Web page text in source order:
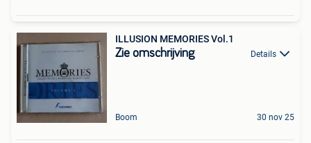
ILLUSION MEMORIES Vol.1
Zie omschrijving Details
Boom 30 nov 25